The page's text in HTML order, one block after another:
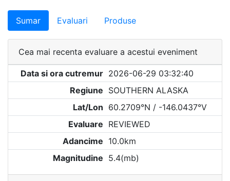
Sumar Evaluari Produse
Cea mai recenta evaluare a acestui eveniment
Data si ora cutremur 2026-06-29 03:32:40
Regiune SOUTHERN ALASKA
Lat/Lon 60.2709°N / -146.0437°V
Evaluare REVIEWED
Adancime 10.0km
Magnitudine 5.4(mb)